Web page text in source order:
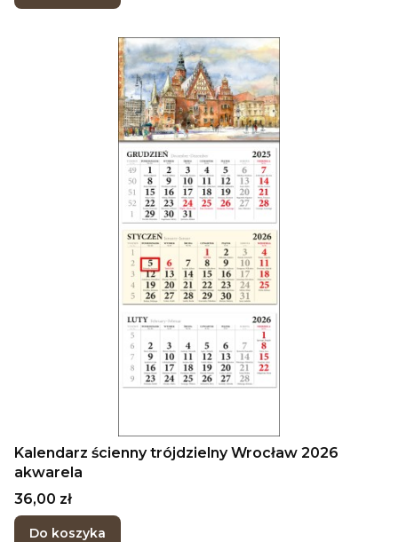
Kalendarz ścienny trójdzielny Wrocław 2026
akwarela
Cena
36,00 zł
Do koszyka